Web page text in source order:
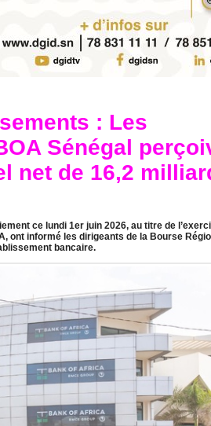
: Les
Sénégal
net de 16,2
ce lundi 1er juin 2026, au titre de
ont informé les dirigeants de la Bourse
bancaire.